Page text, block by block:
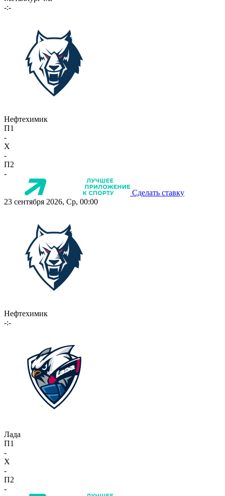
-:-
Нефтехимик
П1
-
X
-
П2
-
Сделать ставку
23 сентября 2026, Ср, 00:00
Нефтехимик
-:-
Лада
П1
-
X
-
П2
-